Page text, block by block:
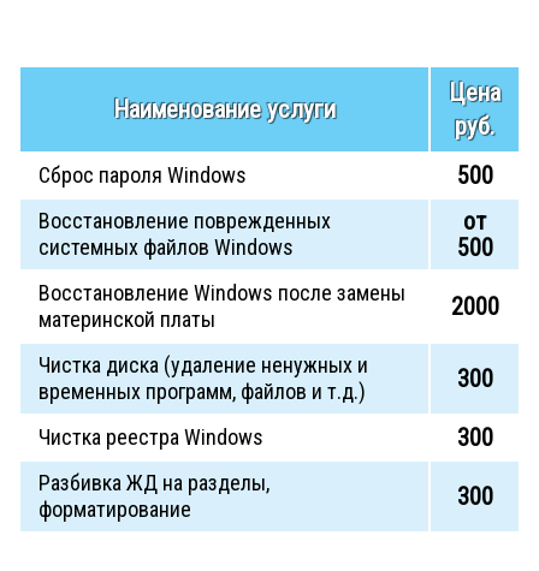
Наименование услуги
Цена
руб.
Сброс пароля Windows 500
Восстановление поврежденных
системных файлов Windows
от
500
Восстановление Windows после замены
материнской платы
2000
Чистка диска (удаление ненужных и
временных программ, файлов и т.д.)
300
Чистка реестра Windows 300
Разбивка ЖД на разделы,
форматирование
300